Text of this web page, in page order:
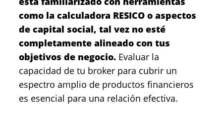
como la calculadora RESICO o aspectos
de capital social, tal vez no esté
completamente alineado con tus
objetivos de negocio. Evaluar la
capacidad de tu broker para cubrir un
espectro amplio de productos financieros
es esencial para una relación efectiva.